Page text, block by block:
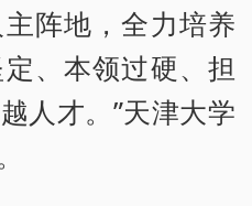
阵地，全力培养
、本领过硬、担
人才。”天津大学